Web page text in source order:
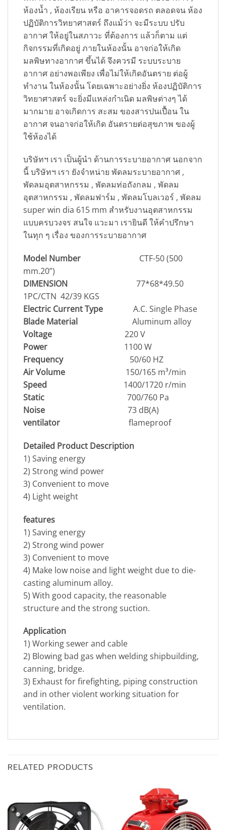
ห้องน้ำ , ห้องเรียน หรือ อาคารจอดรถ ตลอดจน ห้อง
ปฏิบัติการวิทยาศาสตร์ ถึงแม้ว่า จะมีระบบ ปรับ
อากาศ ให้อยู่ในสภาวะ ที่ต้องการ แล้วก็ตาม แต่
กิจกรรมที่เกิดอยู่ ภายในห้องนั้น อาจก่อให้เกิด
มลพิษทางอากาศ ขึ้นได้ จึงควรมี ระบบระบาย
อากาศ อย่างพอเพียง เพื่อไม่ให้เกิดอันตราย ต่อผู้
ทำงาน ในห้องนั้น โดยเฉพาะอย่างยิ่ง ห้องปฏิบัติการ
วิทยาศาสตร์ จะยิ่งมีแหล่งกำเนิด มลพิษต่างๆ ได้
มากมาย อาจเกิดการ สะสม ของสารปนเปื้อน ใน
อากาศ จนอาจก่อให้เกิด อันตรายต่อสุขภาพ ของผู้
ใช้ห้องได้
บริษัทฯ เรา เป็นผู้นำ ด้านการระบายอากาศ นอกจาก
นี้ บริษัทฯ เรา ยังจำหน่าย พัดลมระบายอากาศ ,
พัดลมอุตสาหกรรม , พัดลมท่อถังกลม , พัดลม
อุตสาหกรรม , พัดลมฟาร์ม , พัดลมโบลเวอร์ , พัดลม
super win dia 615 mm สำหรับงานอุตสาหกรรม
แบบครบวงจร สนใจ แวะมา เรายินดี ให้คำปรึกษา
ในทุก ๆ เรื่อง ของการระบายอากาศ
Model Number CTF-50 (500
mm.20”)
DIMENSION
77*68*49.50
1PC/CTN 42/39 KGS
Electric Current Type
A.C. Single Phase
Blade Material Aluminum alloy
Voltage 220 V
Power 1100 W
Frequency 50/60 HZ
Air Volume 150/165 m³/min
Speed 1400/1720 r/min
Static 700/760 Pa
Noise 73 dB(A)
ventilator flameproof
Detailed Product Description
1) Saving energy
2) Strong wind power
3) Convenient to move
4) Light weight
features
1) Saving energy
2) Strong wind power
3) Convenient to move
4) Make low noise and light weight due to die-
casting aluminum alloy.
5) With good capacity, the reasonable
structure and the strong suction.
Application
1) Working sewer and cable
2) Blowing bad gas when welding shipbuilding,
canning, bridge.
3) Exhaust for firefighting, piping construction
and in other violent working situation for
ventilation.
RELATED PRODUCTS